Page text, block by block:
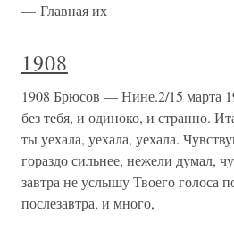
— Главная их
1908
1908 Брюсов — Нине.2/15 марта
без тебя, и одиноко, и странно.
ты уехала, уехала, уехала.
гораздо сильнее, нежели думал,
завтра не услышу Твоего голоса
послезавтра, и много,